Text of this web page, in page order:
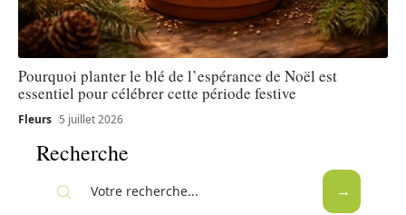
Pourquoi planter le blé de l’espérance de Noël est
essentiel pour célébrer cette période festive
Fleurs 5 juillet 2026
Recherche